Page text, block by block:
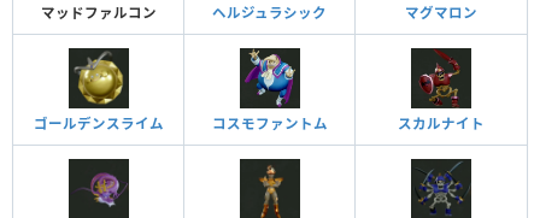
マッドファルコン ヘルジュラシック マグマロン
ゴールデンスライム コスモファントム スカルナイト